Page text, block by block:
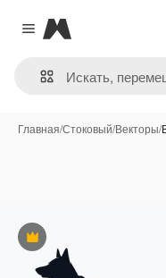
Close menu
Magnific
Главная/Стоковый/Векторы/
Премиум